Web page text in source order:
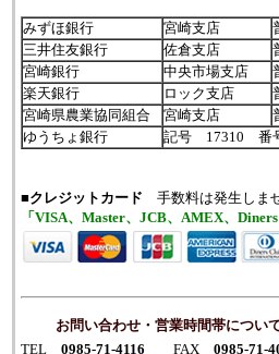
みずほ銀行 宮崎支店
三井住友銀行
佐倉支店
宮崎銀行
中央市場支店
楽天銀行
ロック支店
宮崎県農業協同組合
宮崎支店
ゆうちょ銀行
記号 17310 番
■クレジットカード 手数料は発生しま
「VISA、Master、JCB、AMEX、Diners
お問い合わせ・営業時間帯につい
TEL0985-71-4116 FAX0985-71-